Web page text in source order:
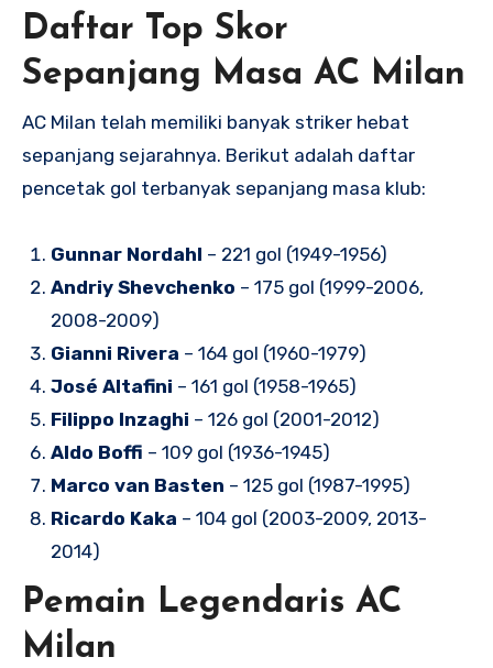
Daftar Top Skor
Sepanjang Masa AC Milan
AC Milan telah memiliki banyak striker hebat
sepanjang sejarahnya. Berikut adalah daftar
pencetak gol terbanyak sepanjang masa klub:
Gunnar Nordahl – 221 gol (1949-1956)
Andriy Shevchenko – 175 gol (1999-2006,
2008-2009)
Gianni Rivera – 164 gol (1960-1979)
José Altafini – 161 gol (1958-1965)
Filippo Inzaghi – 126 gol (2001-2012)
Aldo Boffi – 109 gol (1936-1945)
Marco van Basten – 125 gol (1987-1995)
Ricardo Kaka – 104 gol (2003-2009, 2013-
2014)
Pemain Legendaris AC
Milan